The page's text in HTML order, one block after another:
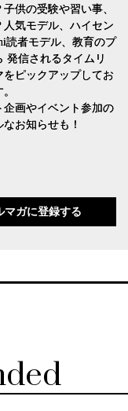
供の受験や習い事、
人気モデル、ハイセン
読者モデル、教育のプ
発信されるタイムリ
をピックアップしてお
企画やイベント参加の
お知らせも！
マガに登録する